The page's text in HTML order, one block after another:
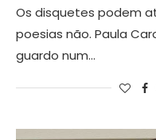
Os disquetes podem
poesias não. Paula
guardo num…